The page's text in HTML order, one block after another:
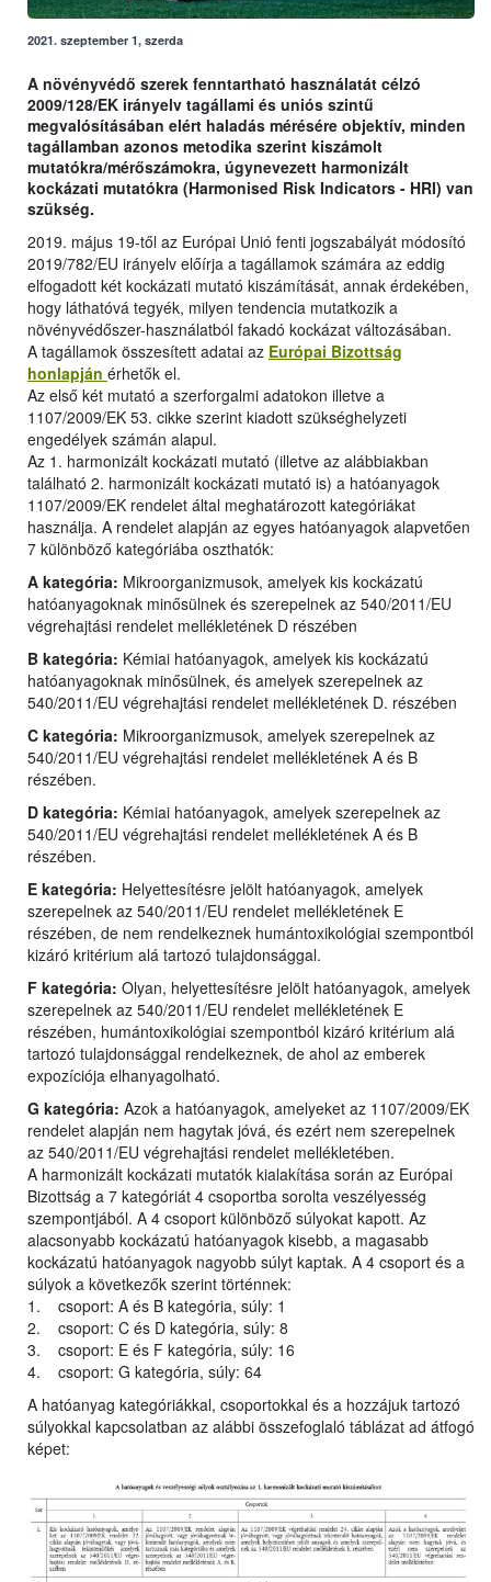
2021. szeptember 1, szerda
A növényvédő szerek fenntartható használatát célzó
2009/128/EK irányelv tagállami és uniós szintű
megvalósításában elért haladás mérésére objektív, minden
tagállamban azonos metodika szerint kiszámolt
mutatókra/mérőszámokra, úgynevezett harmonizált
kockázati mutatókra (Harmonised Risk Indicators - HRI) van
szükség.
2019. május 19-től az Európai Unió fenti jogszabályát módosító
2019/782/EU irányelv előírja a tagállamok számára az eddig
elfogadott két kockázati mutató kiszámítását, annak érdekében,
hogy láthatóvá tegyék, milyen tendencia mutatkozik a
növényvédőszer-használatból fakadó kockázat változásában.
A tagállamok összesített adatai az Európai Bizottság
honlapján érhetők el.
Az első két mutató a szerforgalmi adatokon illetve a
1107/2009/EK 53. cikke szerint kiadott szükséghelyzeti
engedélyek számán alapul.
Az 1. harmonizált kockázati mutató (illetve az alábbiakban
található 2. harmonizált kockázati mutató is) a hatóanyagok
1107/2009/EK rendelet által meghatározott kategóriákat
használja. A rendelet alapján az egyes hatóanyagok alapvetően
7 különböző kategóriába oszthatók:
A kategória: Mikroorganizmusok, amelyek kis kockázatú
hatóanyagoknak minősülnek és szerepelnek az 540/2011/EU
végrehajtási rendelet mellékletének D részében
B kategória: Kémiai hatóanyagok, amelyek kis kockázatú
hatóanyagoknak minősülnek, és amelyek szerepelnek az
540/2011/EU végrehajtási rendelet mellékletének D. részében
C kategória: Mikroorganizmusok, amelyek szerepelnek az
540/2011/EU végrehajtási rendelet mellékletének A és B
részében.
D kategória: Kémiai hatóanyagok, amelyek szerepelnek az
540/2011/EU végrehajtási rendelet mellékletének A és B
részében.
E kategória: Helyettesítésre jelölt hatóanyagok, amelyek
szerepelnek az 540/2011/EU rendelet mellékletének E
részében, de nem rendelkeznek humántoxikológiai szempontból
kizáró kritérium alá tartozó tulajdonsággal.
F kategória: Olyan, helyettesítésre jelölt hatóanyagok, amelyek
szerepelnek az 540/2011/EU rendelet mellékletének E
részében, humántoxikológiai szempontból kizáró kritérium alá
tartozó tulajdonsággal rendelkeznek, de ahol az emberek
expozíciója elhanyagolható.
G kategória: Azok a hatóanyagok, amelyeket az 1107/2009/EK
rendelet alapján nem hagytak jóvá, és ezért nem szerepelnek
az 540/2011/EU végrehajtási rendelet mellékletében.
A harmonizált kockázati mutatók kialakítása során az Európai
Bizottság a 7 kategóriát 4 csoportba sorolta veszélyesség
szempontjából. A 4 csoport különböző súlyokat kapott. Az
alacsonyabb kockázatú hatóanyagok kisebb, a magasabb
kockázatú hatóanyagok nagyobb súlyt kaptak. A 4 csoport és a
súlyok a következők szerint történnek:
1. csoport: A és B kategória, súly: 1
2. csoport: C és D kategória, súly: 8
3. csoport: E és F kategória, súly: 16
4. csoport: G kategória, súly: 64
A hatóanyag kategóriákkal, csoportokkal és a hozzájuk tartozó
súlyokkal kapcsolatban az alábbi összefoglaló táblázat ad átfogó
képet: